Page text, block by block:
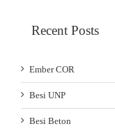
Recent Posts
Ember COR
Besi UNP
Besi Beton